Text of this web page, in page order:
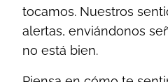
tocamos. Nuestros
alertas, enviándonos
no está bien.